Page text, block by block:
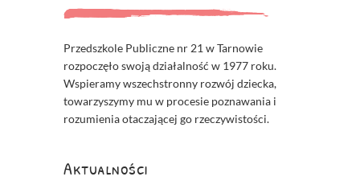
Przedszkole Publiczne nr 21 w Tarnowie
rozpoczęło swoją działalność w 1977 roku.
Wspieramy wszechstronny rozwój dziecka,
towarzyszymy mu w procesie poznawania i
rozumienia otaczającej go rzeczywistości.
Aktualności